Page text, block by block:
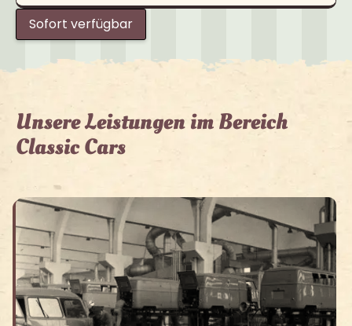
tmil gl“ Teil des Bundeswehrfuhrparks. Dort hatten die
knapp 9.000 Fahrzeuge ihren Einsatz als Führungs-,
Fernmelde-, und Verbindungsfahrzeug /
Transportfahrzeug für Personen und Material, aber
auch als Trägerfahrzeug für Panzerabwehrwaffen
Sofort verfügbar
Unsere Leistungen im Bereich
Classic Cars